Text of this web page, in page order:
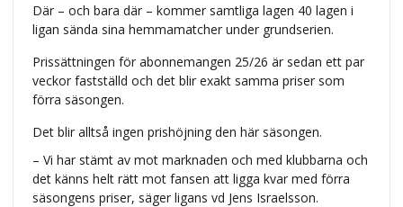
Där – och bara där – kommer samtliga lagen 40 lagen i
ligan sända sina hemmamatcher under grundserien.
Prissättningen för abonnemangen 25/26 är sedan ett par
veckor fastställd och det blir exakt samma priser som
förra säsongen.
Det blir alltså ingen prishöjning den här säsongen.
– Vi har stämt av mot marknaden och med klubbarna och
det känns helt rätt mot fansen att ligga kvar med förra
säsongens priser, säger ligans vd Jens Israelsson.